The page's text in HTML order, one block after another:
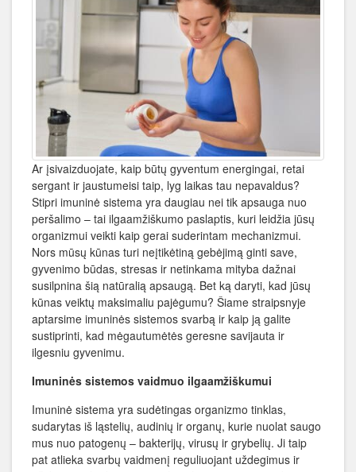
Ar įsivaizduojate, kaip būtų gyventum energingai, retai
sergant ir jaustumeisi taip, lyg laikas tau nepavaldus?
Stipri imuninė sistema yra daugiau nei tik apsauga nuo
peršalimo – tai ilgaamžiškumo paslaptis, kuri leidžia jūsų
organizmui veikti kaip gerai suderintam mechanizmui.
Nors mūsų kūnas turi neįtikėtiną gebėjimą ginti save,
gyvenimo būdas, stresas ir netinkama mityba dažnai
susilpnina šią natūralią apsaugą. Bet ką daryti, kad jūsų
kūnas veiktų maksimaliu pajėgumu? Šiame straipsnyje
aptarsime imuninės sistemos svarbą ir kaip ją galite
sustiprinti, kad mėgautumėtės geresne savijauta ir
ilgesniu gyvenimu.
Imuninės sistemos vaidmuo ilgaamžiškumui
Imuninė sistema yra sudėtingas organizmo tinklas,
sudarytas iš ląstelių, audinių ir organų, kurie nuolat saugo
mus nuo patogenų – bakterijų, virusų ir grybelių. Ji taip
pat atlieka svarbų vaidmenį reguliuojant uždegimus ir